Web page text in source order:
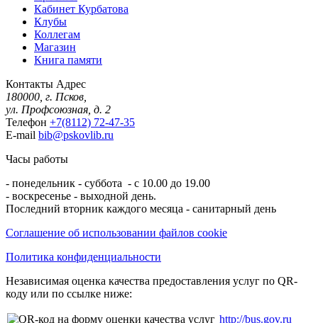
Кабинет Курбатова
Клубы
Коллегам
Магазин
Книга памяти
Контакты Адрес
180000, г. Псков,
ул. Профсоюзная, д. 2
Телефон +7(8112) 72-47-35
E-mail bib@pskovlib.ru
Часы работы
- понедельник - суббота - с 10.00 до 19.00
- воскресенье - выходной день.
Последний вторник каждого месяца - санитарный день
Соглашение об использовании файлов cookie
Политика конфиденциальности
Независимая оценка качества предоставления услуг по QR-
коду или по ссылке ниже:
http://bus.gov.ru